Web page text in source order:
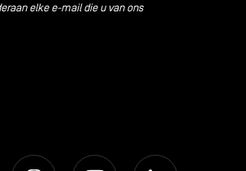
elke e-mail die u van ons
Facebook Instagram Youtube